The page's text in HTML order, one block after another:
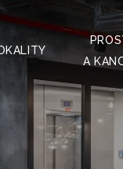
A
svými
"Nastavení
najdete v
s